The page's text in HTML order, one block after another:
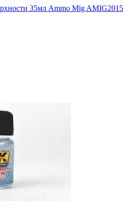
35мл Ammo Mig AMIG2015